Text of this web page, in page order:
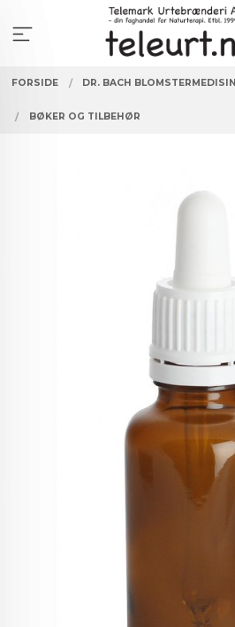
innholdet
FORSIDE DR. BACH BLOMSTERMEDISIN
BØKER OG TILBEHØR